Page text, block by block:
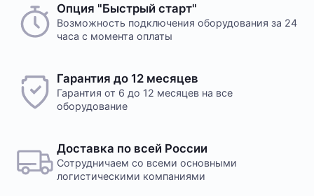
Опция "Быстрый старт"
Возможность подключения оборудования за 24
часа с момента оплаты
Гарантия до 12 месяцев
Гарантия от 6 до 12 месяцев на все
оборудование
Доставка по всей России
Сотрудничаем со всеми основными
логистическими компаниями